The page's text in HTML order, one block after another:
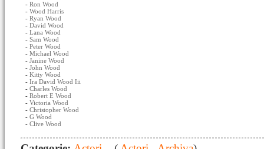
- Ron Wood
- Wood Harris
- Ryan Wood
- David Wood
- Lana Wood
- Sam Wood
- Peter Wood
- Michael Wood
- Janine Wood
- John Wood
- Kitty Wood
- Ira David Wood Iii
- Charles Wood
- Robert E Wood
- Victoria Wood
- Christopher Wood
- G Wood
- Clive Wood